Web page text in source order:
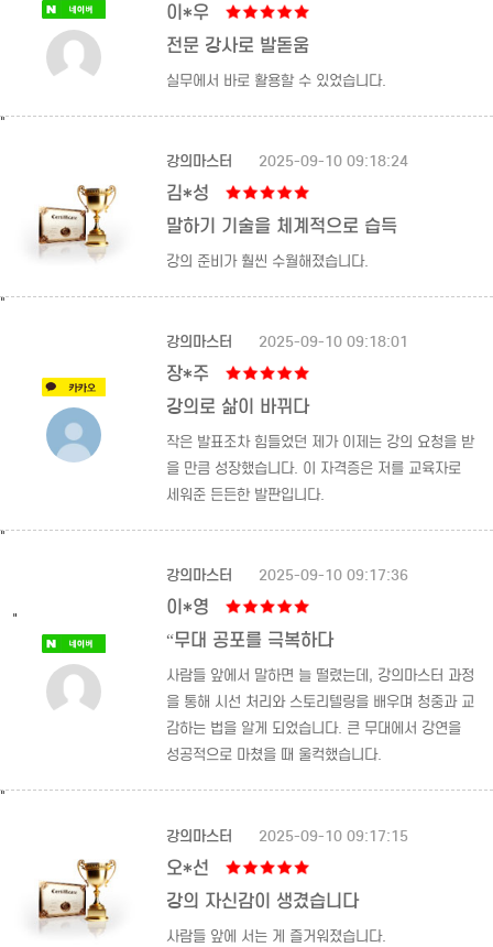
이*우
전문 강사로 발돋움
실무에서 바로 활용할 수 있었습니다.
"
강의마스터 2025-09-10 09:18:24
김*성
말하기 기술을 체계적으로 습득
강의 준비가 훨씬 수월해졌습니다.
"
강의마스터 2025-09-10 09:18:01
장*주
강의로 삶이 바뀌다
작은 발표조차 힘들었던 제가 이제는 강의 요청을 받
을 만큼 성장했습니다. 이 자격증은 저를 교육자로
세워준 든든한 발판입니다.
"
"
강의마스터 2025-09-10 09:17:36
이*영
“무대 공포를 극복하다
사람들 앞에서 말하면 늘 떨렸는데, 강의마스터 과정
을 통해 시선 처리와 스토리텔링을 배우며 청중과 교
감하는 법을 알게 되었습니다. 큰 무대에서 강연을
성공적으로 마쳤을 때 울컥했습니다.
"
강의마스터 2025-09-10 09:17:15
오*선
강의 자신감이 생겼습니다
사람들 앞에 서는 게 즐거워졌습니다.